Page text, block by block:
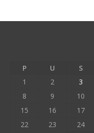
P U S
1
2 3
8
9 10
15
16 17
22
23 24